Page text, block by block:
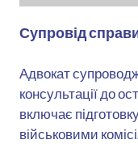
Супровід
Адвокат
консультації до
включає
військовими